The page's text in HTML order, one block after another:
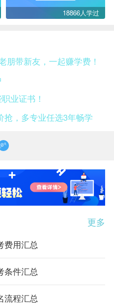
18866人学过
朋带新友，一起赚学费！
业证书！
抢，多专业任选3年畅学
更多
费用汇总
条件汇总
流程汇总